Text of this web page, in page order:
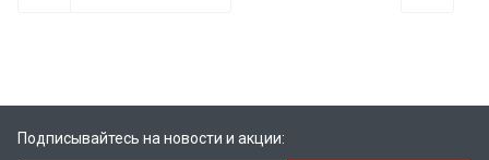
Подписывайтесь на новости и акции: